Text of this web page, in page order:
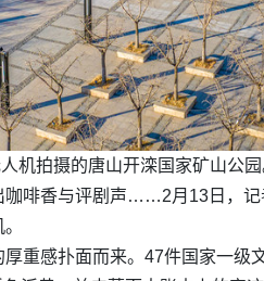
机拍摄的唐山开滦国家矿山公
啡香与评剧声……2月13日，
重感扑面而来。47件国家一